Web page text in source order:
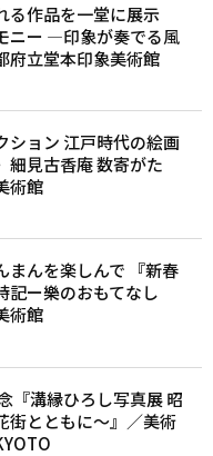
る作品を一堂に展示
ニー ―印象が奏でる風
府立堂本印象美術館
ション 江戸時代の絵画
細見古香庵 数寄がた
術館
まんを楽しんで 『新春
記ー樂のおもてなし
術館
『溝縁ひろし写真展 昭
街とともに～』／美術